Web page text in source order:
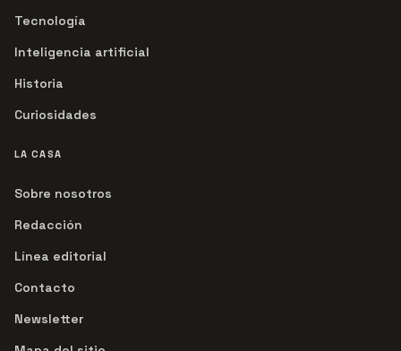
Tecnología
Inteligencia artificial
Historia
Curiosidades
LA CASA
Sobre nosotros
Redacción
Línea editorial
Contacto
Newsletter